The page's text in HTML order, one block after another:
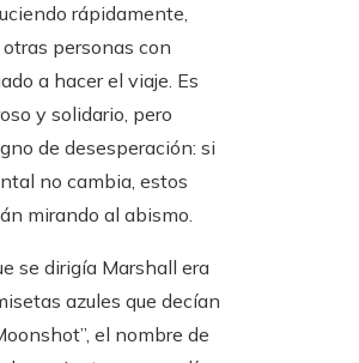
rápidamente,
personas con
a hacer el viaje. Es
y solidario, pero
de desesperación: si
no cambia, estos
mirando al abismo.
se dirigía Marshall era
azules que decían
el nombre de